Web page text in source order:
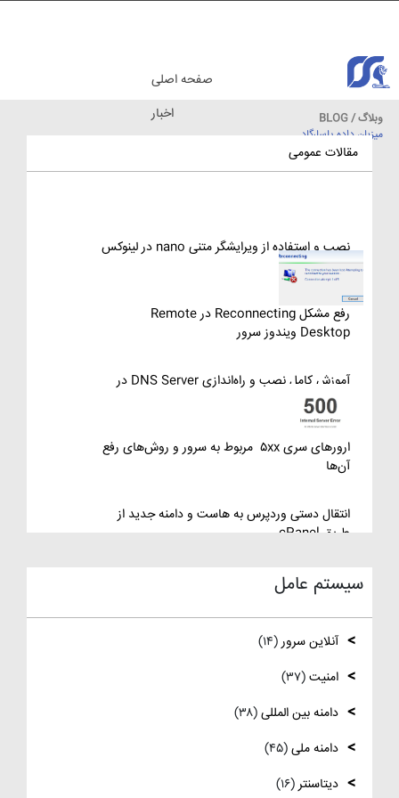
وبلاگ / BLOG
میزبان داده پاسارگاد
صفحه اصلی
اخبار
مقالات عمومی
نصب و استفاده از ویرایشگر متنی nano در لینوکس
رفع مشکل Reconnecting در Remote
Desktop ویندوز سرور
آموزش کامل نصب و راه‌اندازی DNS Server در
ویندوز سرور
ارورهای سری ۵xx مربوط به سرور و روش‌های رفع
آن‌ها
انتقال دستی وردپرس به هاست و دامنه جدید از
طریق cPanel
نصب و استفاده از ویرایشگر متنی nano در لینوکس
Desktop ویندوز سرور
نصب و راه اندازی NTP
سیستم عامل
آنلاین سرور(۱۴)
امنیت(۳۷)
دامنه بین المللی(۳۸)
دامنه ملی(۴۵)
دیتاسنتر(۱۶)